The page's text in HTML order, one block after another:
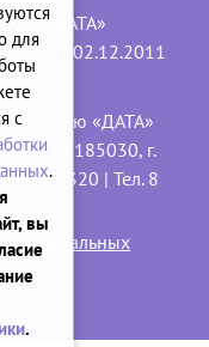
«ДАТА»
от 02.12.2011
«ДАТА»
| 185030, г.
офис 320 | Тел. 8
персональных
для
с
.
вы
.